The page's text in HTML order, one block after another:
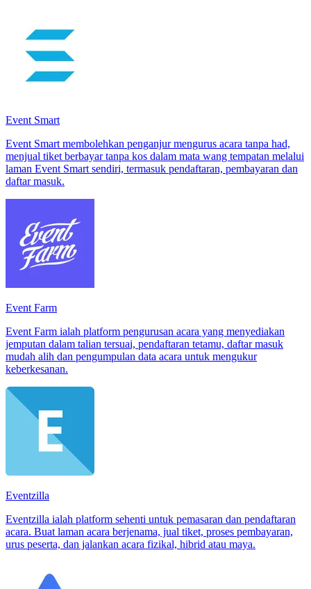
Event Smart
Event Smart membolehkan penganjur mengurus acara tanpa had,
menjual tiket berbayar tanpa kos dalam mata wang tempatan melalui
laman Event Smart sendiri, termasuk pendaftaran, pembayaran dan
daftar masuk.
Event Farm
Event Farm ialah platform pengurusan acara yang menyediakan
jemputan dalam talian tersuai, pendaftaran tetamu, daftar masuk
mudah alih dan pengumpulan data acara untuk mengukur
keberkesanan.
Eventzilla
Eventzilla ialah platform sehenti untuk pemasaran dan pendaftaran
acara. Buat laman acara berjenama, jual tiket, proses pembayaran,
urus peserta, dan jalankan acara fizikal, hibrid atau maya.